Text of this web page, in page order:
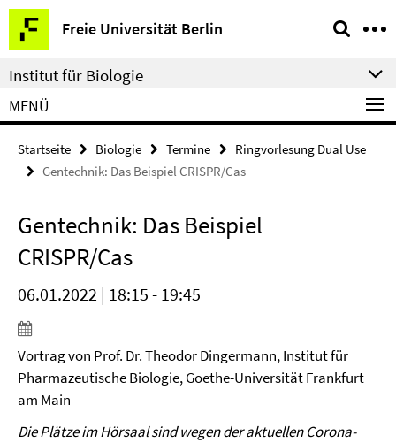
Springe
direkt
zu
Inhalt
Freie Universität Berlin
Service-
Navigation
Institut für Biologie
MENÜ
Startseite Biologie Termine
Ringvorlesung Dual Use
Gentechnik: Das Beispiel CRISPR/Cas
Gentechnik: Das Beispiel
CRISPR/Cas
06.01.2022 | 18:15 - 19:45
Vortrag von Prof. Dr. Theodor Dingermann, Institut für
Pharmazeutische Biologie, Goethe-Universität Frankfurt
am Main
Die Plätze im Hörsaal sind wegen der aktuellen Corona-